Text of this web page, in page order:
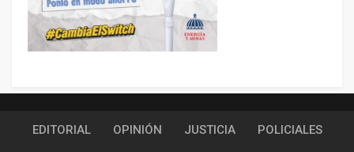
EDITORIAL OPINIÓN JUSTICIA POLICIALES